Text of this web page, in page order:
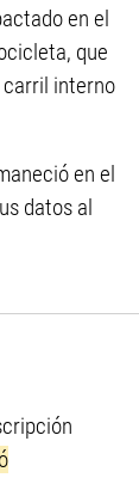
en el
que
interno
en el
datos al